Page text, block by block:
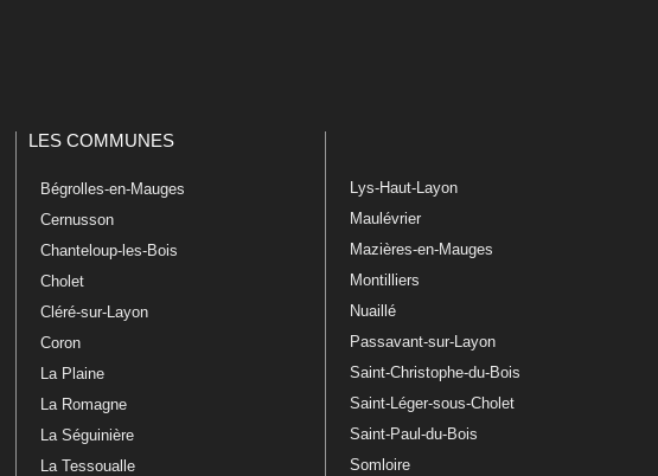
LES COMMUNES
Bégrolles-en-Mauges
Cernusson
Chanteloup-les-Bois
Cholet
Cléré-sur-Layon
Coron
La Plaine
La Romagne
La Séguinière
La Tessoualle
Lys-Haut-Layon
Maulévrier
Mazières-en-Mauges
Montilliers
Nuaillé
Passavant-sur-Layon
Saint-Christophe-du-Bois
Saint-Léger-sous-Cholet
Saint-Paul-du-Bois
Somloire